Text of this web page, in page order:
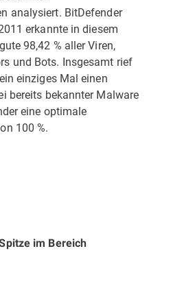
analysiert. BitDefender
erkannte in diesem
98,42 % aller Viren,
und Bots. Insgesamt rief
einziges Mal einen
bereits bekannter Malware
eine optimale
100 %.
im Bereich